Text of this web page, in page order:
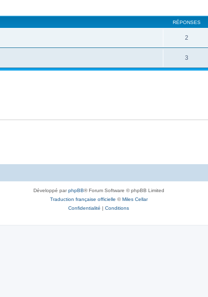
RÉPONSES
2
3
Développé parphpBB® Forum Software © phpBB Limited
Traduction française officielle ©Miles Cellar
Confidentialité | Conditions